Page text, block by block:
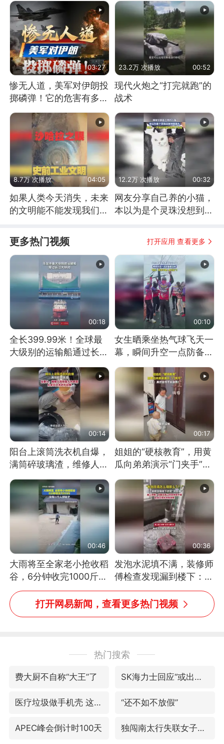
03:27
惨无人道，美军对伊朗投
掷磷弹！它的危害有多
大？
23.2万 次播放 00:52
现代火炮之“打完就跑”的
战术
8.7万 次播放 04:05
如果人类今天消失，未来
的文明能不能发现我们存
12.2万 次播放 00:32
网友分享自己养的小猫，
本以为是个灵珠没想到是
更多热门视频 打开应用 查看更多
00:18
全长399.99米！全球最
大级别的运输船通过长江
00:10
女生晒乘坐热气球飞天一
幕，瞬间升空一点防备都
00:14
阳台上滚筒洗衣机自爆，
满筒碎玻璃渣，维修人员
洗衣机自爆
00:17
姐姐的“硬核教育”，用黄
瓜向弟弟演示“门夹手”，
教！
00:46
大雨将至全家老小抢收稻
谷，6分钟收完1000斤，
没有一个人掉链子
00:36
发泡水泥填不满，装修师
傅检查发现漏到楼下：出
风口未延伸到外墙
打开网易新闻，查看更多热门视频
热门搜索
费大厨不自称“大王”了 SK海力士回应“或出售重庆工厂”传闻
医疗垃圾做手机壳 这也是谋财害命 “还不如不放假”
APEC峰会倒计时100天 独闯南太行失联女子遗体已找到